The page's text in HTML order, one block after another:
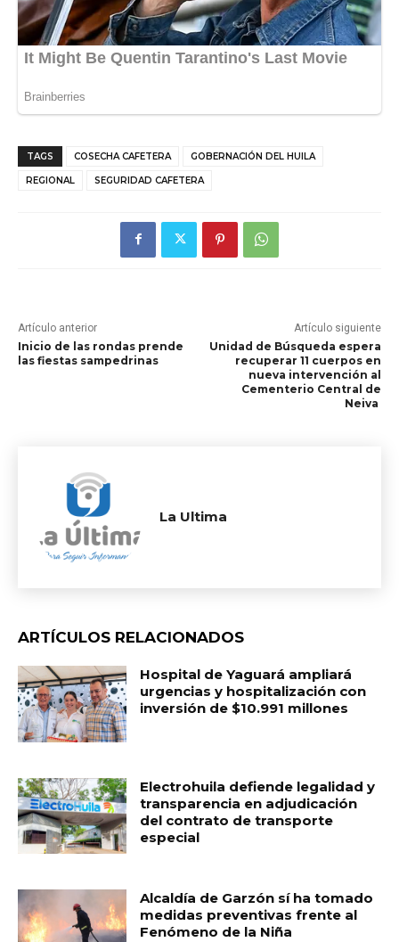
TAGS COSECHA CAFETERA GOBERNACIÓN DEL HUILA
REGIONAL SEGURIDAD CAFETERA
Artículo anterior
Inicio de las rondas prende
las fiestas sampedrinas
Artículo siguiente
Unidad de Búsqueda espera
recuperar 11 cuerpos en
nueva intervención al
Cementerio Central de
Neiva
La Ultima
ARTÍCULOS RELACIONADOS
Hospital de Yaguará ampliará
urgencias y hospitalización con
inversión de $10.991 millones
Electrohuila defiende legalidad y
transparencia en adjudicación
del contrato de transporte
especial
Alcaldía de Garzón sí ha tomado
medidas preventivas frente al
Fenómeno de la Niña